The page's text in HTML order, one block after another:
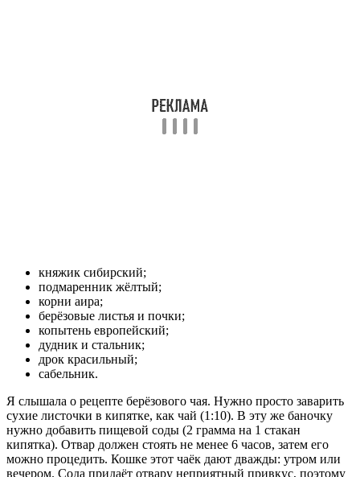
княжик сибирский;
подмаренник жёлтый;
корни аира;
берёзовые листья и почки;
копытень европейский;
дудник и стальник;
дрок красильный;
сабельник.
Я слышала о рецепте берёзового чая. Нужно просто заварить
сухие листочки в кипятке, как чай (1:10). В эту же баночку
нужно добавить пищевой соды (2 грамма на 1 стакан
кипятка). Отвар должен стоять не менее 6 часов, затем его
можно процедить. Кошке этот чаёк дают дважды: утром или
вечером. Сода придаёт отвару неприятный привкус, поэтому